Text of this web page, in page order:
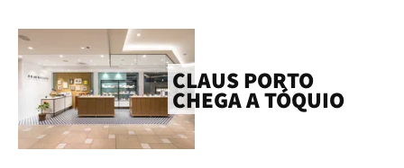
CLAUS PORTO
CHEGA A TÓQUIO